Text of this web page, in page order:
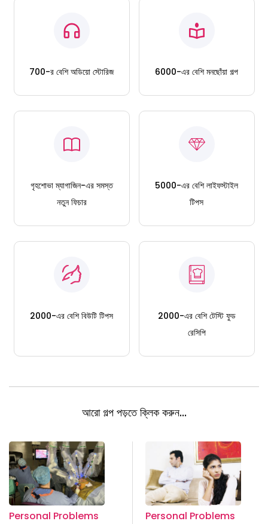
700-র বেশি অডিয়ো স্টোরিজ 6000-এর বেশি মনছোঁয়া গল্প
গৃহশোভা ম্যাগাজিন-এর সমস্ত
নতুন ফিচার
5000-এর বেশি লাইফস্টাইল
টিপস
2000-এর বেশি বিউটি টিপস
2000-এর বেশি টেস্টি ফুড
রেসিপি
আরো গল্প পড়তে ক্লিক করুন...
Personal Problems
Personal Problems